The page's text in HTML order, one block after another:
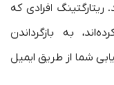
افرادی که
به بازگرداندن
شما از طریق ایمیل